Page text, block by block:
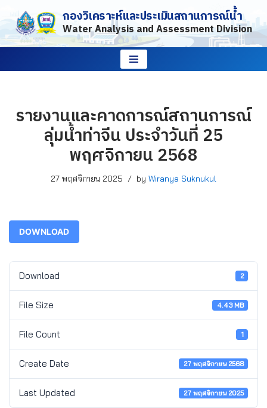
Skip
to
กองวิเคราะห์และประเมินสถานการณ์น้ำ
Water Analysis and Assessment Division
รายงานและคาดการณ์สถานการณ์
ลุ่มน้ำท่าจีน ประจำวันที่ 25
พฤศจิกายน 2568
27 พฤศจิกายน 2025 by Wiranya Suknukul
DOWNLOAD
Download 2
File Size 4.43 MB
File Count 1
Create Date 27 พฤศจิกายน 2568
Last Updated 27 พฤศจิกายน 2025